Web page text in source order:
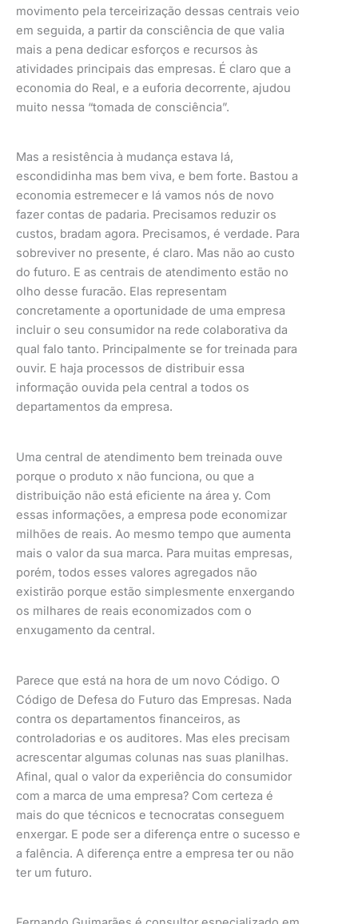
movimento pela terceirização dessas centrais veio
em seguida, a partir da consciência de que valia
mais a pena dedicar esforços e recursos às
atividades principais das empresas. É claro que a
economia do Real, e a euforia decorrente, ajudou
muito nessa “tomada de consciência”.
Mas a resistência à mudança estava lá,
escondidinha mas bem viva, e bem forte. Bastou a
economia estremecer e lá vamos nós de novo
fazer contas de padaria. Precisamos reduzir os
custos, bradam agora. Precisamos, é verdade. Para
sobreviver no presente, é claro. Mas não ao custo
do futuro. E as centrais de atendimento estão no
olho desse furacão. Elas representam
concretamente a oportunidade de uma empresa
incluir o seu consumidor na rede colaborativa da
qual falo tanto. Principalmente se for treinada para
ouvir. E haja processos de distribuir essa
informação ouvida pela central a todos os
departamentos da empresa.
Uma central de atendimento bem treinada ouve
porque o produto x não funciona, ou que a
distribuição não está eficiente na área y. Com
essas informações, a empresa pode economizar
milhões de reais. Ao mesmo tempo que aumenta
mais o valor da sua marca. Para muitas empresas,
porém, todos esses valores agregados não
existirão porque estão simplesmente enxergando
os milhares de reais economizados com o
enxugamento da central.
Parece que está na hora de um novo Código. O
Código de Defesa do Futuro das Empresas. Nada
contra os departamentos financeiros, as
controladorias e os auditores. Mas eles precisam
acrescentar algumas colunas nas suas planilhas.
Afinal, qual o valor da experiência do consumidor
com a marca de uma empresa? Com certeza é
mais do que técnicos e tecnocratas conseguem
enxergar. E pode ser a diferença entre o sucesso e
a falência. A diferença entre a empresa ter ou não
ter um futuro.